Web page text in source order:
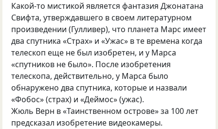
Какой-то мистикой является фантазия Джонатана
Свифта, утверждавшего в своем литературном
произведении (Гулливер), что планета Марс имеет
два спутника «Страх» и «Ужас» в те времена когда
телескоп еще не был изобретен, и у Марса
«спутников не было». После изобретения
телескопа, действительно, у Марса было
обнаружено два спутника, которые и назвали
«Фобос» (страх) и «Деймос» (ужас).
Жюль Верн в «Таинственном острове» за 100 лет
предсказал изобретение видеокамеры.